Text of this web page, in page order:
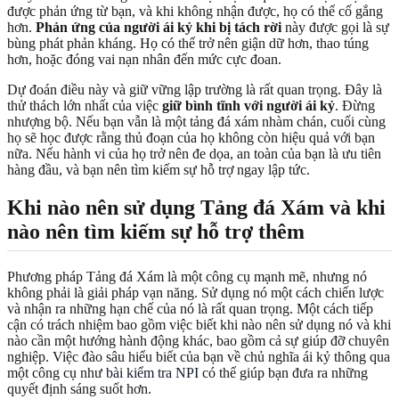
được phản ứng từ bạn, và khi không nhận được, họ có thể cố gắng
hơn. Phản ứng của người ái kỷ khi bị tách rời này được gọi là sự
bùng phát phản kháng. Họ có thể trở nên giận dữ hơn, thao túng
hơn, hoặc đóng vai nạn nhân đến mức cực đoan.
Dự đoán điều này và giữ vững lập trường là rất quan trọng. Đây là
thử thách lớn nhất của việc giữ bình tĩnh với người ái kỷ. Đừng
nhượng bộ. Nếu bạn vẫn là một tảng đá xám nhàm chán, cuối cùng
họ sẽ học được rằng thủ đoạn của họ không còn hiệu quả với bạn
nữa. Nếu hành vi của họ trở nên đe dọa, an toàn của bạn là ưu tiên
hàng đầu, và bạn nên tìm kiếm sự hỗ trợ ngay lập tức.
Khi nào nên sử dụng Tảng đá Xám và khi
nào nên tìm kiếm sự hỗ trợ thêm
Phương pháp Tảng đá Xám là một công cụ mạnh mẽ, nhưng nó
không phải là giải pháp vạn năng. Sử dụng nó một cách chiến lược
và nhận ra những hạn chế của nó là rất quan trọng. Một cách tiếp
cận có trách nhiệm bao gồm việc biết khi nào nên sử dụng nó và khi
nào cần một hướng hành động khác, bao gồm cả sự giúp đỡ chuyên
nghiệp. Việc đào sâu hiểu biết của bạn về chủ nghĩa ái kỷ thông qua
một công cụ như bài kiểm tra NPI có thể giúp bạn đưa ra những
quyết định sáng suốt hơn.